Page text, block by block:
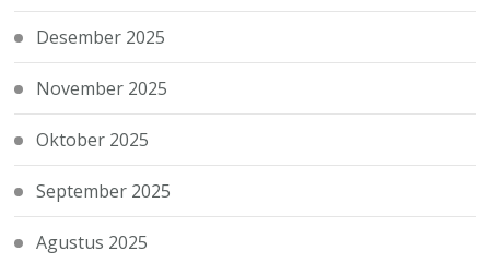
Desember 2025
November 2025
Oktober 2025
September 2025
Agustus 2025